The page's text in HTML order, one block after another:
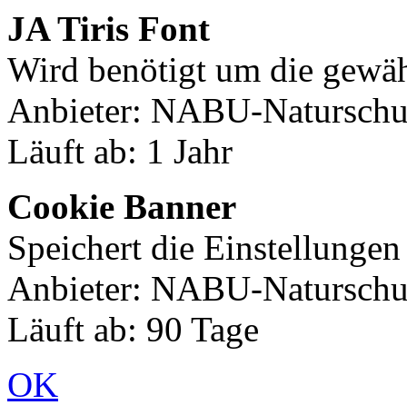
JA Tiris Font
Wird benötigt um die
Anbieter: NABU-
Läuft ab: 1 Jahr
Cookie Banner
Speichert die
Anbieter: NABU-
Läuft ab: 90 Tage
OK